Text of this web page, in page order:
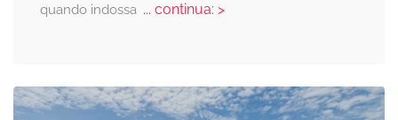
quando indossa... continua: >